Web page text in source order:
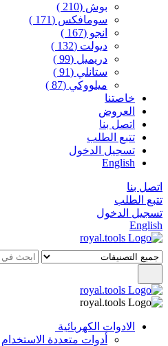
بوش (210 )
سومافكس (171 )
انجو (167 )
ديولت (132 )
دريميل (99 )
ستانلي (91 )
ميلووكي (87 )
خاصتنا
العروض
اتصل بنا
تتبع الطلب
تسجيل الدخول
English
اتصل بنا
تتبع الطلب
تسجيل الدخول
English
الادوات الكهربائية
أدوات متعددة الاستخدام